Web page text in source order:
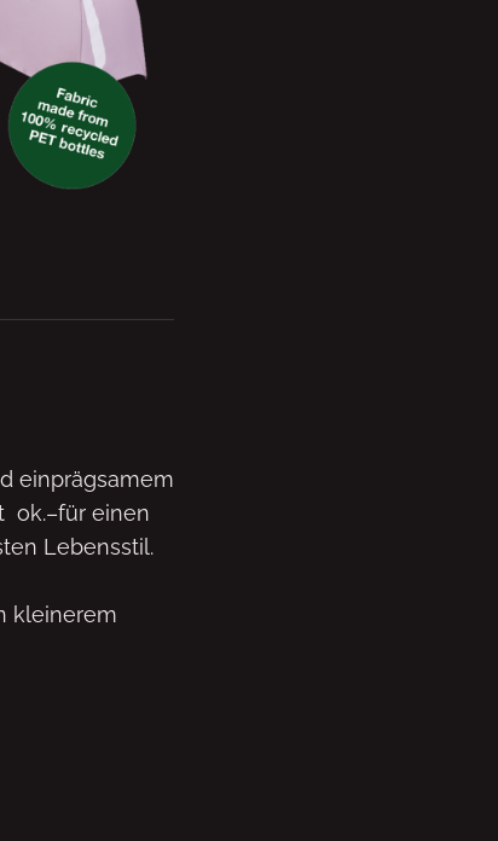
einprägsamem
ok.–für einen
Lebensstil.
kleinerem